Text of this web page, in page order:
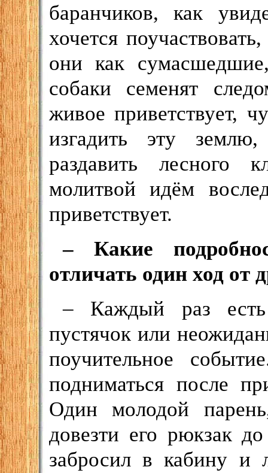
баранчиков, как
хочется
они как
собаки семенят
живое приветствует,
изгадить эту землю,
раздавить лесного
молитвой идём
приветствует.
– Какие
отличать один ход от
– Каждый раз есть
пустячок или
поучительное
подниматься после
Один молодой
довезти его рюкзак
забросил в кабину и